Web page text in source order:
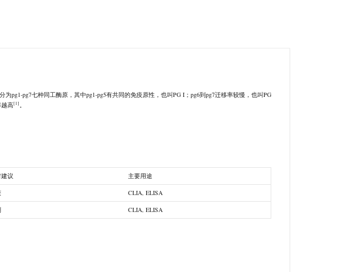
pg1-pg7七种同工酶原，其中pg1-pg5有共同的免疫原性，也叫PG I；pg6到pg7迁移率较慢，也叫PG
高[1] 。
议
主要用途
CLIA, ELISA
CLIA, ELISA